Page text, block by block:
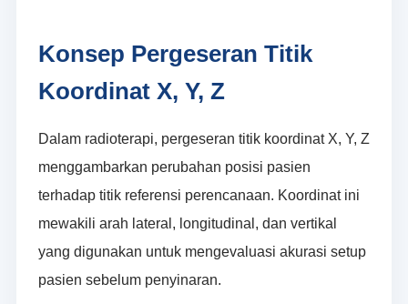
Konsep Pergeseran Titik
Koordinat X, Y, Z
Dalam radioterapi, pergeseran titik koordinat X, Y, Z
menggambarkan perubahan posisi pasien
terhadap titik referensi perencanaan. Koordinat ini
mewakili arah lateral, longitudinal, dan vertikal
yang digunakan untuk mengevaluasi akurasi setup
pasien sebelum penyinaran.